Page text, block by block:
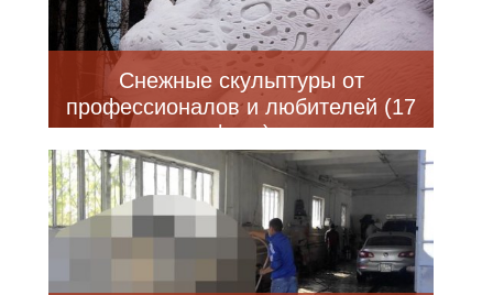
Снежные скульптуры от
профессионалов и любителей (17
фото)